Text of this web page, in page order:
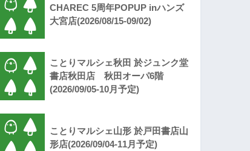
CHAREC 5周年POPUP inハンズ
大宮店(2026/08/15-09/02)
ことりマルシェ秋田 於ジュンク堂
書店秋田店 秋田オーパ6階
(2026/09/05-10月予定)
ことりマルシェ山形 於戸田書店山
形店(2026/09/04-11月予定)